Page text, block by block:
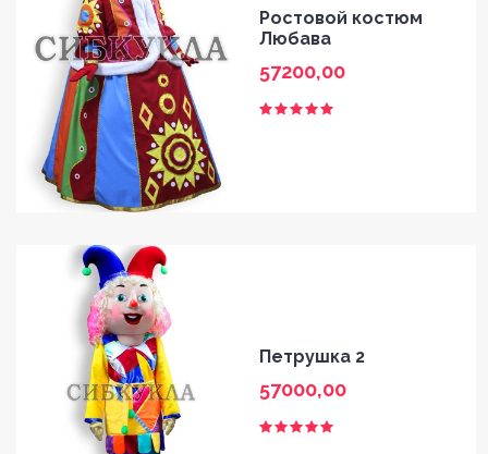
Ростовой костюм
Любава
57200,00
Петрушка 2
57000,00